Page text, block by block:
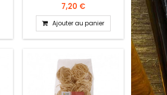
7,20 €
Ajouter au panier